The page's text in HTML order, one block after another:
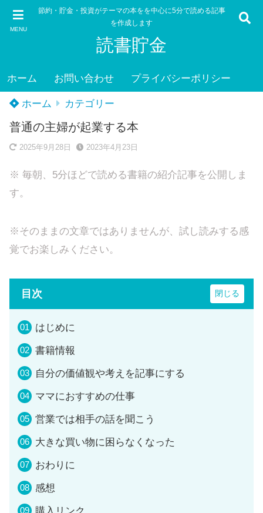
MENU
節約・貯金・投資がテーマの本をを中心に5分で読める記事
を作成します
読書貯金
ホーム お問い合わせ プライバシーポリシー
ホーム カテゴリー
普通の主婦が起業する本
2025年9月28日 2023年4月23日
※ 毎朝、5分ほどで読める書籍の紹介記事を公開しま
す。
※そのままの文章ではありませんが、試し読みする感
覚でお楽しみください。
目次
はじめに
書籍情報
自分の価値観や考えを記事にする
ママにおすすめの仕事
営業では相手の話を聞こう
大きな買い物に困らなくなった
おわりに
感想